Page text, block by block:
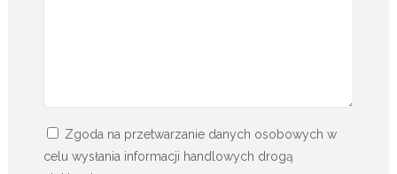
Zgoda na przetwarzanie danych osobowych w
celu wysłania informacji handlowych drogą